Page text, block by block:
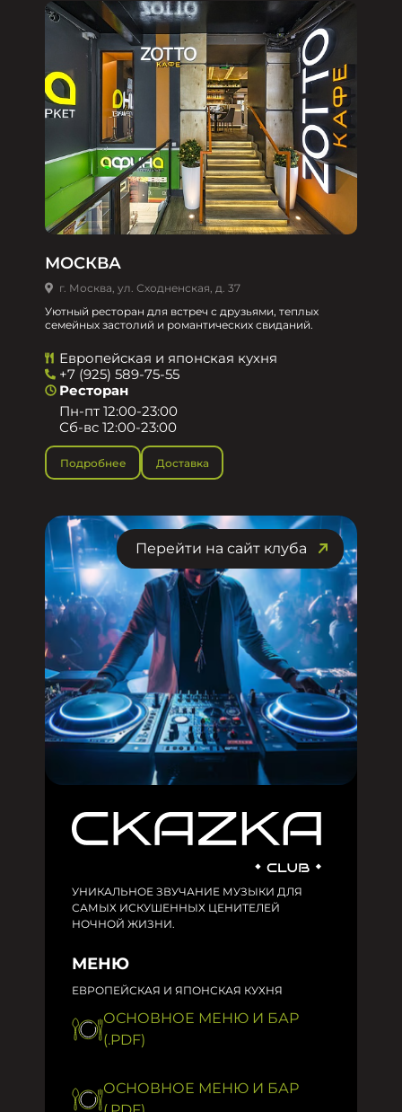
МОСКВА
г. Москва, ул. Сходненская, д. 37
Уютный ресторан для встреч с друзьями, теплых
семейных застолий и романтических свиданий.
Европейская и японская кухня
+7 (925) 589-75-55
Ресторан
Пн-пт 12:00-23:00
Сб-вс 12:00-23:00
Подробнее Доставка
Перейти на сайт клуба
УНИКАЛЬНОЕ ЗВУЧАНИЕ МУЗЫКИ ДЛЯ
САМЫХ ИСКУШЕННЫХ ЦЕНИТЕЛЕЙ
НОЧНОЙ ЖИЗНИ.
МЕНЮ
ЕВРОПЕЙСКАЯ И ЯПОНСКАЯ КУХНЯ
ОСНОВНОЕ МЕНЮ И БАР
(.PDF)
ОСНОВНОЕ МЕНЮ И БАР